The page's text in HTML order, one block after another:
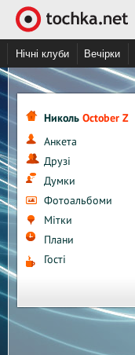
Нічні клуби Вечірки
Николь October Z
Анкета
Друзі
Думки
Фотоальбоми
Мітки
Плани
Гості